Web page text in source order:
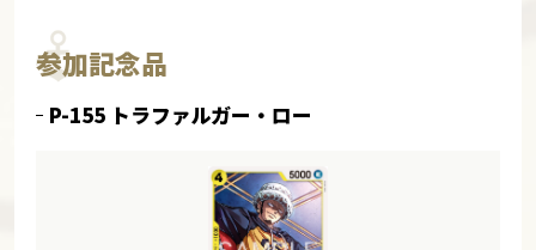
参加記念品
P-155 トラファルガー・ロー